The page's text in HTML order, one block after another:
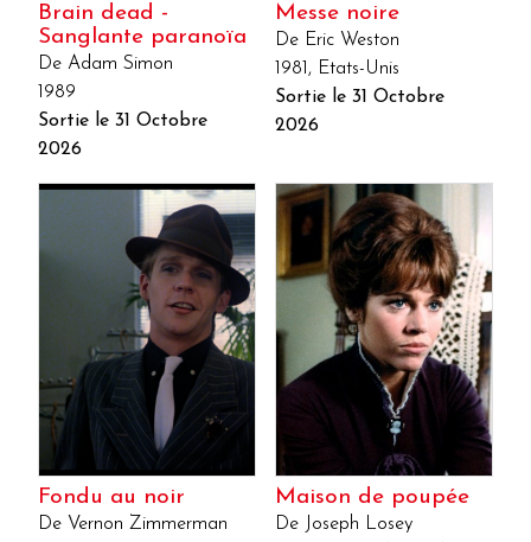
Brain dead -
Sanglante paranoïa
De Adam Simon
1989
Sortie le 31 Octobre
2026
Messe noire
De Eric Weston
1981, Etats-Unis
Sortie le 31 Octobre
2026
Fondu au noir
De Vernon Zimmerman
Maison de poupée
De Joseph Losey